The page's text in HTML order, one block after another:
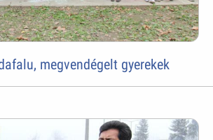
megvendégelt gyerekek